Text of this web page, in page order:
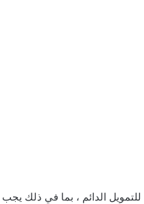
الدائم ، بما في ذلك يجب